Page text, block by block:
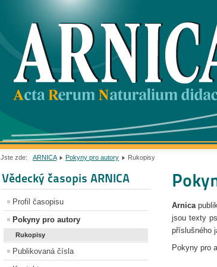
Jste zde: ARNICA Pokyny pro autory Rukopisy
Vědecký časopis ARNICA
Profil časopisu
Pokyny pro autory
Rukopisy
Publikovaná čísla
Arnica
jsou texty
příslušného
Pokyny pro